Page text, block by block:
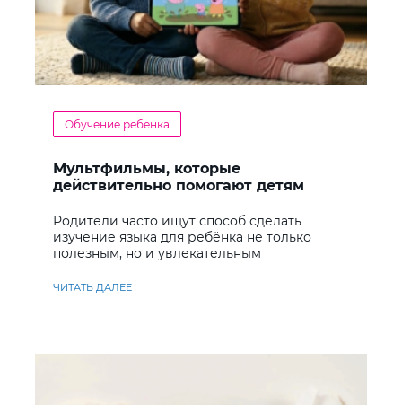
Обучение ребенка
Мультфильмы, которые
действительно помогают детям
Родители часто ищут способ сделать
изучение языка для ребёнка не только
полезным, но и увлекательным
ЧИТАТЬ ДАЛЕЕ